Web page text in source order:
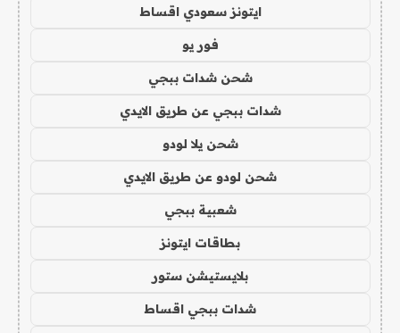
ايتونز سعودي اقساط
فور يو
شحن شدات ببجي
شدات ببجي عن طريق الايدي
شحن يلا لودو
شحن لودو عن طريق الايدي
شعبية ببجي
بطاقات ايتونز
بلايستيشن ستور
شدات ببجي اقساط